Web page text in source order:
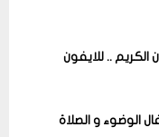
الكريم .. للايفون
الوضوء و الصلاة